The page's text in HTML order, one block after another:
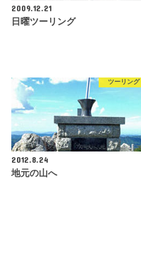
2009.12.21
日曜ツーリング
ツーリング
2012.8.24
地元の山へ